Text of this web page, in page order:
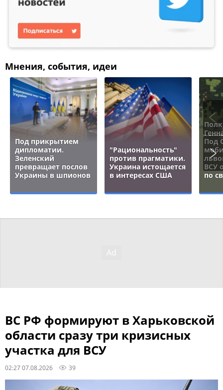
Мнения, события, идеи
Под прикрытием
дипломатии.
Зеленский
превращает послов
Украины в шпионов
"Рациональность"
против прагматики.
Украина истощается
в интересах США
Под
ВСУ
по
ВС РФ формируют в Харьковской
области сразу три кризисных
участка для ВСУ
02:27 07.08.2026 39